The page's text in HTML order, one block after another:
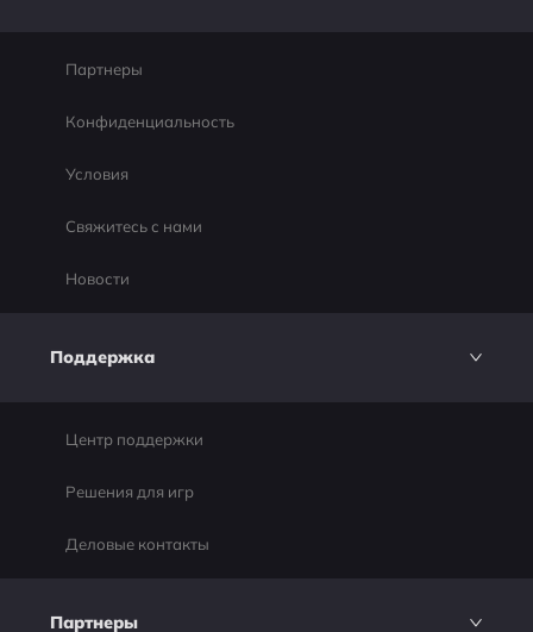
Партнеры
Конфиденциальность
Условия
Свяжитесь с нами
Новости
Поддержка
Центр поддержки
Решения для игр
Деловые контакты
Партнеры